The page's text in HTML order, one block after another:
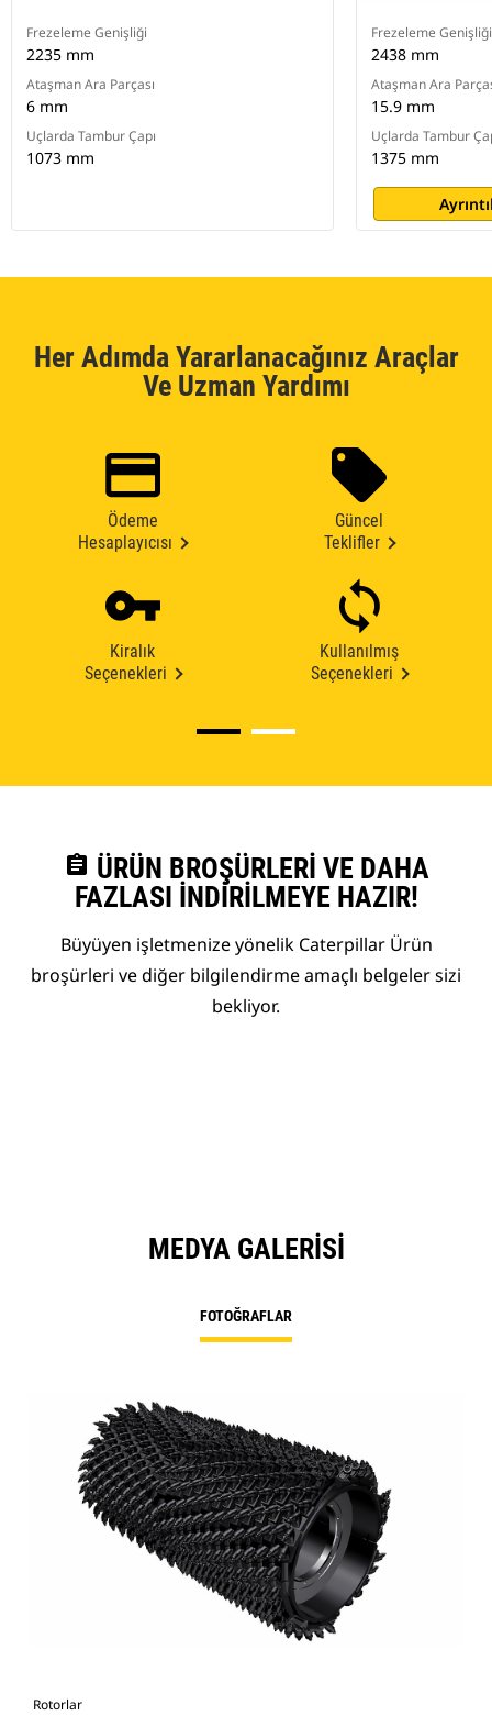
Frezeleme Genişliği
2235 mm
Ataşman Ara Parçası
6 mm
Uçlarda Tambur Çapı
1073 mm
Frezeleme Genişliği
2438 mm
Ataşman Ara
15.9 mm
Uçlarda Tambur
1375 mm
Her Adımda Yararlanacağınız Araçlar
Ve Uzman Yardımı
Ödeme
Hesaplayıcısı
Güncel
Teklifler
Kiralık
Seçenekleri
Kullanılmış
Seçenekleri
assignment ÜRÜN BROŞÜRLERI VE DAHA
FAZLASI İNDIRILMEYE HAZIR!
Büyüyen işletmenize yönelik Caterpillar Ürün
broşürleri ve diğer bilgilendirme amaçlı belgeler sizi
bekliyor.
MEDYA GALERISI
FOTOĞRAFLAR
Rotorlar